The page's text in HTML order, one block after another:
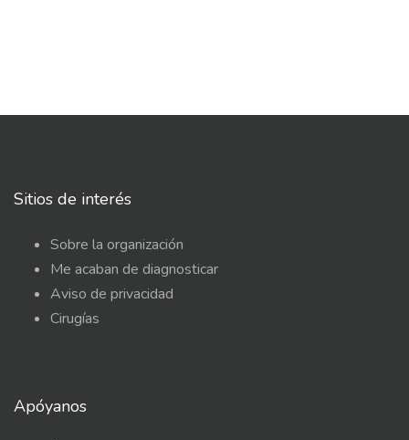
Sitios de interés
Sobre la organización
Me acaban de diagnosticar
Aviso de privacidad
Cirugías
Apóyanos